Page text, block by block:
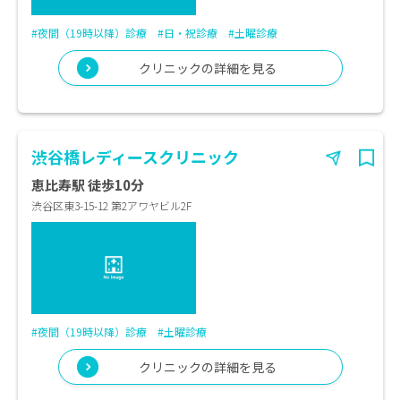
#夜間（19時以降）診療 #日・祝診療 #土曜診療
クリニックの詳細を見る
渋谷橋レディースクリニック
恵比寿駅 徒歩10分
渋谷区東3-15-12 第2アワヤビル2F
#夜間（19時以降）診療 #土曜診療
クリニックの詳細を見る